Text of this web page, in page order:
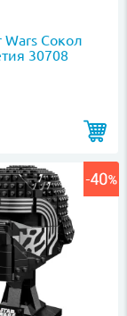
Wars Сокол
30708